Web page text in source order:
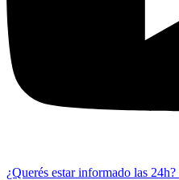
¿Querés estar informado las 24h?